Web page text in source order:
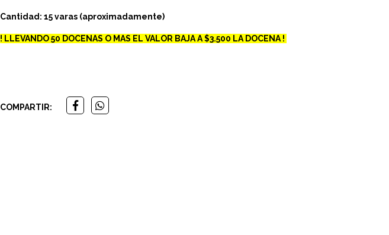
Cantidad: 15 varas (aproximadamente)
! LLEVANDO 50 DOCENAS O MAS EL VALOR BAJA A $3.500 LA DOCENA !
COMPARTIR: